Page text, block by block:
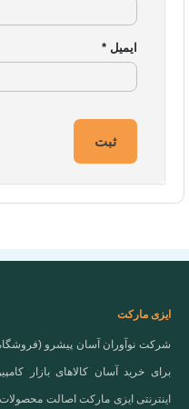
ایمیل *
ایزی مارکت
شرکت نوآوران آسان پیشرو
اینترنتی ایزی مارکت اصالت